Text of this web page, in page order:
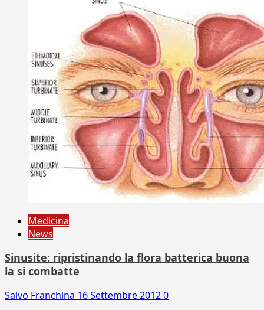
Medicina
News
Sinusite: ripristinando la flora batterica buona
la si combatte
Salvo Franchina 16 Settembre 20120